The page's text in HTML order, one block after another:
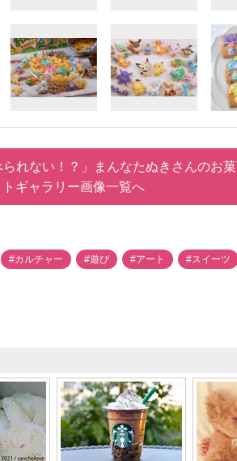
れない！？」まんなたぬきさんのお菓
ギャラリー画像一覧へ
#カルチャー #遊び #アート #スイーツ